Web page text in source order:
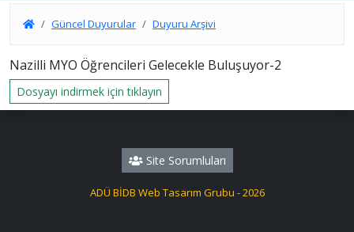
Güncel Duyurular Duyuru Arşivi
Nazilli MYO Öğrencileri Gelecekle Buluşuyor-2
Dosyayı indirmek için tıklayın
Site Sorumluları
ADÜ BİDB Web Tasarım Grubu - 2026